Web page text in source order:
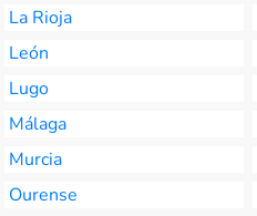
La Rioja
León
Lugo
Málaga
Murcia
Ourense